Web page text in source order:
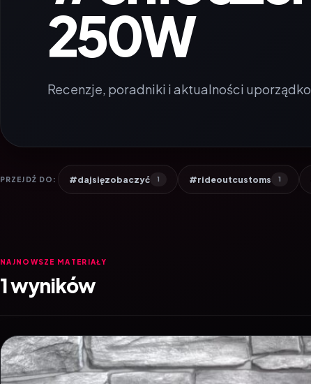
250W
Recenzje, poradniki i aktualności
PRZEJDŹ DO: #dajsięzobaczyć 1 #rideoutcustoms 1
NAJNOWSZE MATERIAŁY
1 wyników